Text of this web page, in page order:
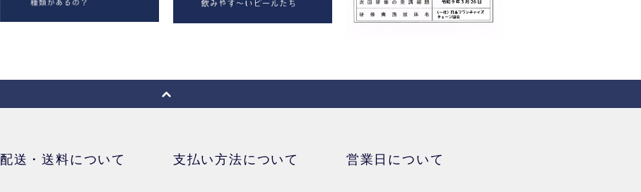
配送・送料について 支払い方法について 営業日について